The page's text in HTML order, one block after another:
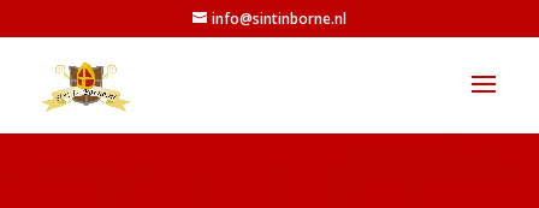
info@sintinborne.nl